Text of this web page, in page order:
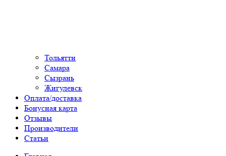
Тольятти
Самара
Сызрань
Жигулевск
Оплата/доставка
Бонусная карта
Отзывы
Производители
Статьи